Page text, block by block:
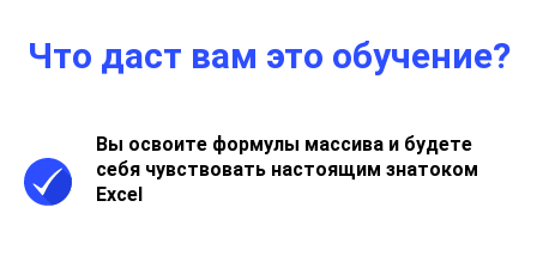
Что даст вам это обучение?
Вы освоите формулы массива и будете
себя чувствовать настоящим знатоком
Excel